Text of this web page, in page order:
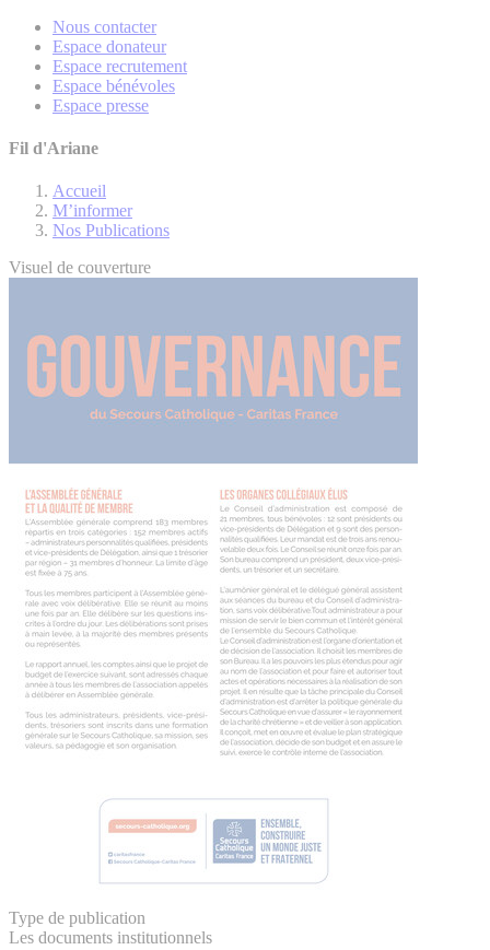
Nous contacter
Espace donateur
Espace recrutement
Espace bénévoles
Espace presse
Fil d'Ariane
Accueil
M’informer
Nos Publications
Visuel de couverture
Type de publication
Les documents institutionnels